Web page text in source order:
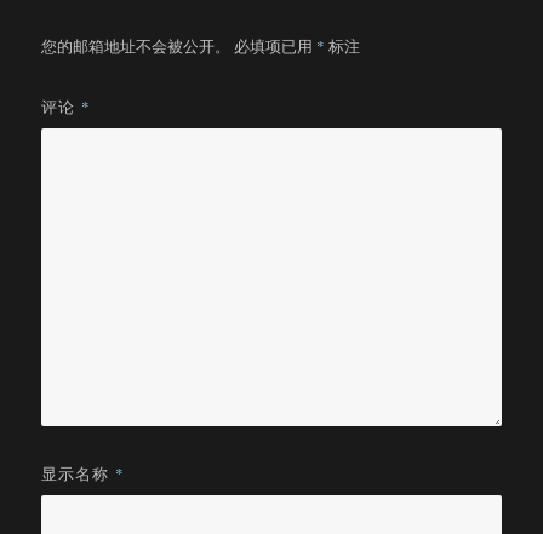
您的邮箱地址不会被公开。 必填项已用 * 标注
评论 *
显示名称 *